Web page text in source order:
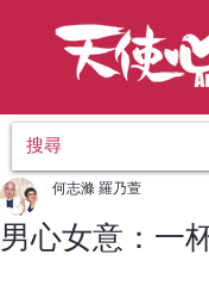
男心女意：一
何志滌 羅乃萱